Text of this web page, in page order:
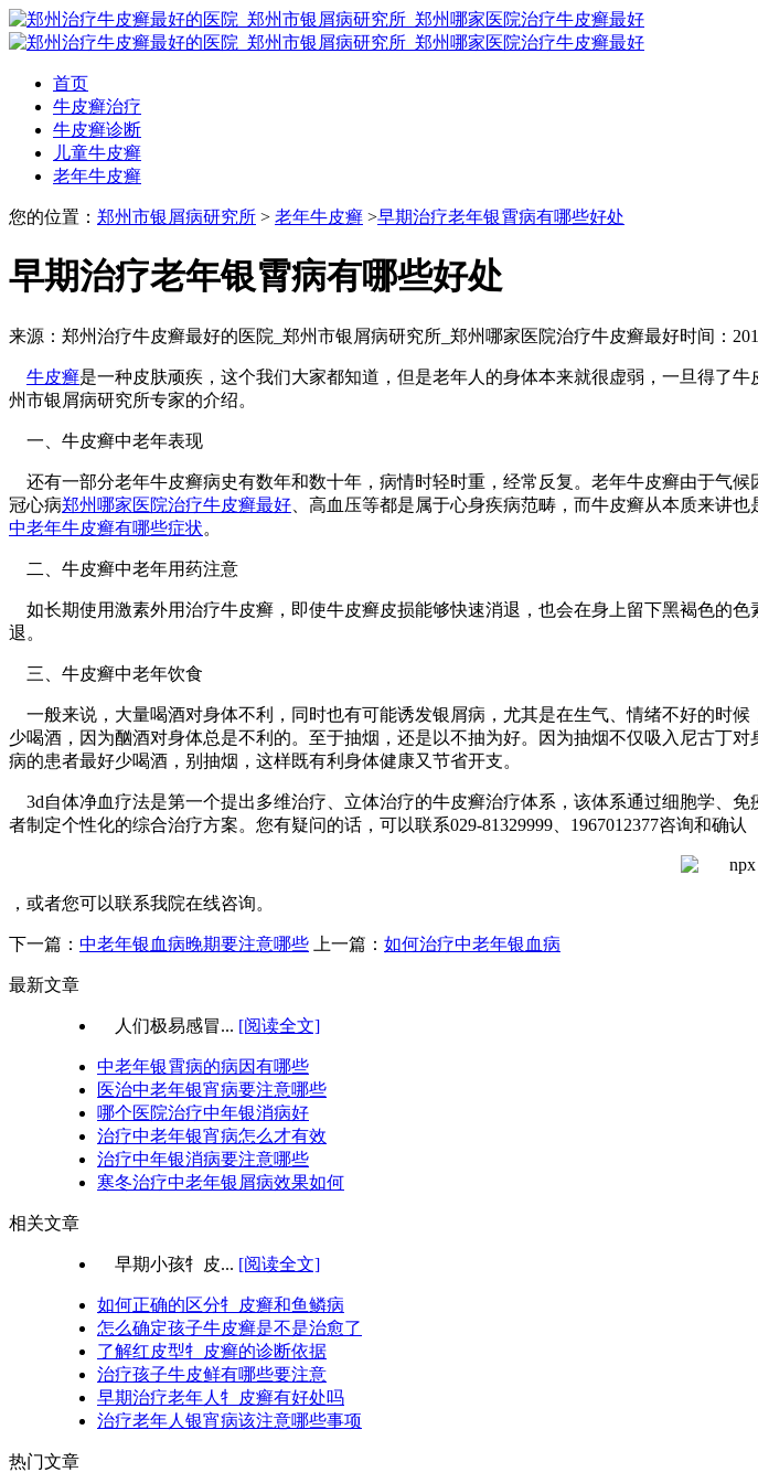
首页
牛皮癣治疗
牛皮癣诊断
儿童牛皮癣
老年牛皮癣
您的位置： 郑州市银屑病研究所 > 老年牛皮癣 >早期治疗老年银霄病有哪些好处
早期治疗老年银霄病有哪些好处
来源：郑州治疗牛皮癣最好的医院_郑州市银屑病研究所_郑州哪家医院治疗牛皮癣最好时间：
牛皮癣是一种皮肤顽疾，这个我们大家都知道，但是老年人的身体本来就很虚弱，一旦得了
州市银屑病研究所专家的介绍。
一、牛皮癣中老年表现
还有一部分老年牛皮癣病史有数年和数十年，病情时轻时重，经常反复。老年牛皮癣由于气
冠心病郑州哪家医院治疗牛皮癣最好 、高血压等都是属于心身疾病范畴，而牛皮癣从本质来讲
中老年牛皮癣有哪些症状。
二、牛皮癣中老年用药注意
如长期使用激素外用治疗牛皮癣，即使牛皮癣皮损能够快速消退，也会在身上留下黑褐色的
退。
三、牛皮癣中老年饮食
一般来说，大量喝酒对身体不利，同时也有可能诱发银屑病，尤其是在生气、情绪不好的时
少喝酒，因为酗酒对身体总是不利的。至于抽烟，还是以不抽为好。因为抽烟不仅吸入尼古丁
病的患者最好少喝酒，别抽烟，这样既有利身体健康又节省开支。
3d自体净血疗法是第一个提出多维治疗、立体治疗的牛皮癣治疗体系，该体系通过细胞学、
者制定个性化的综合治疗方案。您有疑问的话，可以联系029-81329999、1967012377咨询和确认
，或者您可以联系我院在线咨询。
下一篇： 中老年银血病晚期要注意哪些 上一篇： 如何治疗中老年银血病
最新文章
人们极易感冒... [阅读全文]
中老年银霄病的病因有哪些
医治中老年银宵病要注意哪些
哪个医院治疗中年银消病好
治疗中老年银宵病怎么才有效
治疗中年银消病要注意哪些
寒冬治疗中老年银屑病效果如何
相关文章
早期小孩牜皮... [阅读全文]
如何正确的区分牜皮癣和鱼鳞病
怎么确定孩子牛皮癣是不是治愈了
了解红皮型牜皮癣的诊断依据
治疗孩子牛皮鲜有哪些要注意
早期治疗老年人牜皮癣有好处吗
治疗老年人银宵病该注意哪些事项
热门文章